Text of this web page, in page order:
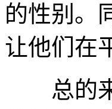
的性别。
让他们在
总的来